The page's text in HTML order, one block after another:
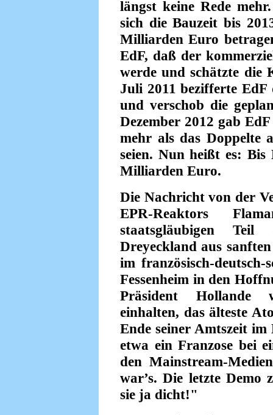
längst keine Rede
sich die Bauzeit bis
Milliarden Euro
EdF, daß der
werde und schätzte
Juli 2011 bezifferte
und verschob die
Dezember 2012 gab
mehr als das Doppelte
seien. Nun heißt es:
Milliarden Euro.
Die Nachricht von der
EPR-Reaktors
staatsgläubigen Teil
Dreyeckland aus
im französisch-deutsch-
Fessenheim in den
Präsident Hollande
einhalten, das älteste
Ende seiner Amtszeit
etwa ein Franzose bei
den Mainstream-
war’s. Die letzte Demo
sie ja dicht!"